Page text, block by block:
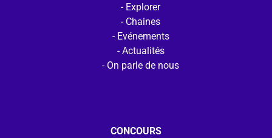
Explorer
Chaines
Evénements
Actualités
On parle de nous
CONCOURS